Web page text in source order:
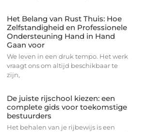
Het Belang van Rust Thuis: Hoe
Zelfstandigheid en Professionele
Ondersteuning Hand in Hand
Gaan voor
We leven in een druk tempo. Het werk
vraagt ons om altijd beschikbaar te
zijn,
De juiste rijschool kiezen: een
complete gids voor toekomstige
bestuurders
Het behalen van je rijbewijs is een